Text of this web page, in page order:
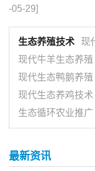
-05-29]
生态养殖技术 现
现代牛羊生态养殖
现代生态鸭鹅养殖
现代生态养鸡技术
生态循环农业推广
最新资讯